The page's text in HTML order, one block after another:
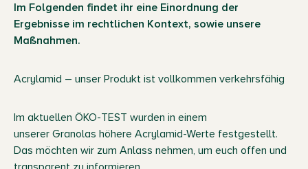
Im Folgenden findet ihr eine Einordnung der
Ergebnisse im rechtlichen Kontext, sowie unsere
Maßnahmen.
Acrylamid – unser Produkt ist vollkommen verkehrsfähig
Im aktuellen ÖKO-TEST wurden in einem
unserer Granolas höhere Acrylamid-Werte festgestellt.
Das möchten wir zum Anlass nehmen, um euch offen und